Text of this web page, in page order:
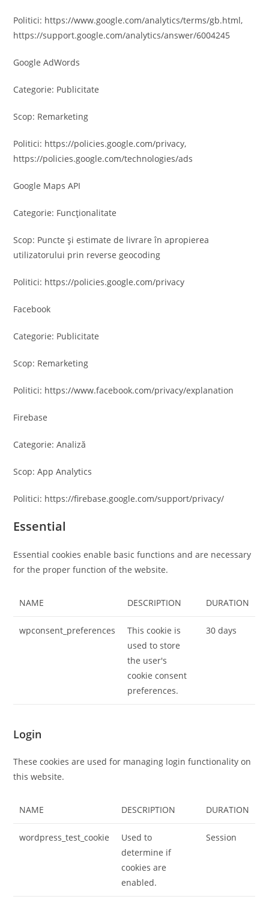
Politici: https://www.google.com/analytics/terms/gb.html,
https://support.google.com/analytics/answer/6004245
Google AdWords
Categorie: Publicitate
Scop: Remarketing
Politici: https://policies.google.com/privacy,
https://policies.google.com/technologies/ads
Google Maps API
Categorie: Funcționalitate
Scop: Puncte și estimate de livrare în apropierea
utilizatorului prin reverse geocoding
Politici: https://policies.google.com/privacy
Facebook
Categorie: Publicitate
Scop: Remarketing
Politici: https://www.facebook.com/privacy/explanation
Firebase
Categorie: Analiză
Scop: App Analytics
Politici: https://firebase.google.com/support/privacy/
Essential
Essential cookies enable basic functions and are necessary
for the proper function of the website.
NAME DESCRIPTION DURATION
wpconsent_preferences
This cookie is
used to store
the user's
cookie consent
preferences.
30 days
Login
These cookies are used for managing login functionality on
this website.
NAME DESCRIPTION DURATION
wordpress_test_cookie
Used to
determine if
cookies are
enabled.
Session